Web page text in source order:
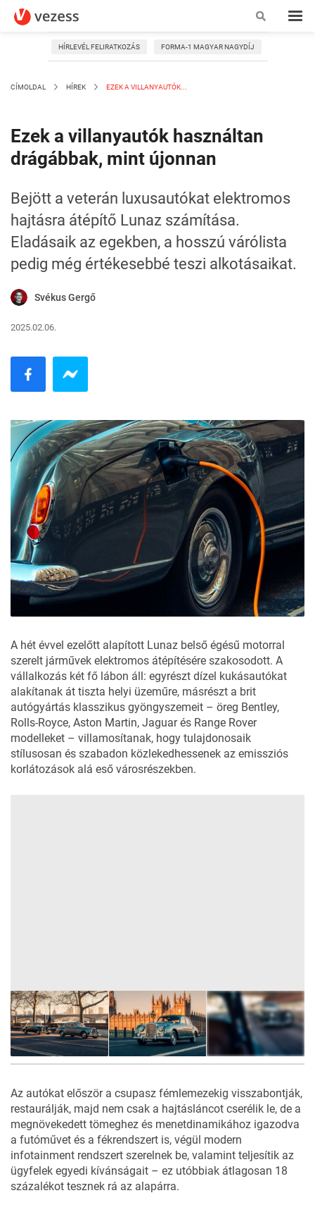
HÍRLEVÉL FELIRATKOZÁS FORMA-1 MAGYAR NAGYDÍJ
CÍMOLDAL HÍREK EZEK A VILLANYAUTÓK...
Ezek a villanyautók használtan
drágábbak, mint újonnan
Bejött a veterán luxusautókat elektromos
hajtásra átépítő Lunaz számítása.
Eladásaik az egekben, a hosszú várólista
pedig még értékesebbé teszi alkotásaikat.
Svékus Gergő
2025.02.06.
A hét évvel ezelőtt alapított Lunaz belső égésű motorral
szerelt járművek elektromos átépítésére szakosodott. A
vállalkozás két fő lábon áll: egyrészt dízel kukásautókat
alakítanak át tiszta helyi üzeműre, másrészt a brit
autógyártás klasszikus gyöngyszemeit – öreg Bentley,
Rolls-Royce, Aston Martin, Jaguar és Range Rover
modelleket – villamosítanak, hogy tulajdonosaik
stílusosan és szabadon közlekedhessenek az emissziós
korlátozások alá eső városrészekben.
Az autókat először a csupasz fémlemezekig visszabontják,
restaurálják, majd nem csak a hajtásláncot cserélik le, de a
megnövekedett tömeghez és menetdinamikához igazodva
a futóművet és a fékrendszert is, végül modern
infotainment rendszert szerelnek be, valamint teljesítik az
ügyfelek egyedi kívánságait – ez utóbbiak átlagosan 18
százalékot tesznek rá az alapárra.